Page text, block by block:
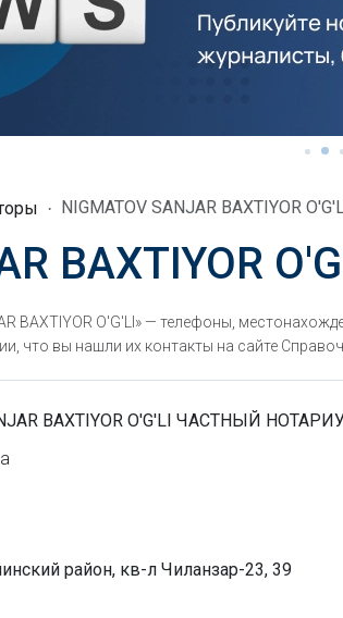
NIGMATOV SANJAR BAXTIYOR
BAXTIYOR
BAXTIYOR O'G'LI» — телефоны,
что вы нашли их контакты на сайте
BAXTIYOR O'G'LI ЧАСТНЫЙ
район, кв-л Чиланзар-23, 39